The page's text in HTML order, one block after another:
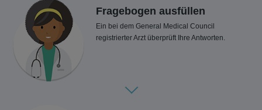
Fragebogen ausfüllen
Ein bei dem General Medical Council
registrierter Arzt überprüft Ihre Antworten.